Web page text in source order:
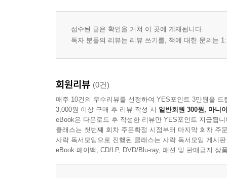
접수된 글은 확인을 거쳐 이 곳에 게재됩니다.
독자 분들의 리뷰는 리뷰 쓰기를, 책에 대한 문의는
회원리뷰 (0건)
매주 10건의 우수리뷰를 선정하여 YES포인트 3만원을 드
3,000원 이상 구매 후 리뷰 작성 시 일반회원 300원, 마니
eBook은 다운로드 후 작성한 리뷰만 YES포인트 지급됩니
클래스는 첫번째 회차 주문확정 시점부터 마지막 회차 주
사락 독서모임으로 진행된 클래스는 사락 독서모임 게시
eBook 페이백, CD/LP, DVD/Blu-ray, 패션 및 판매금지 상